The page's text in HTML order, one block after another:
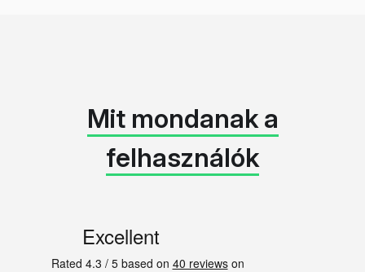
Mit mondanak a
felhasználók